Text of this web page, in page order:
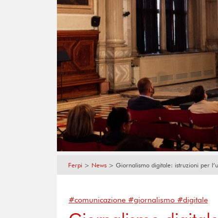
Ferpi > News > Giornalismo digitale: istruzioni per
#comunicazione #giornalismo #digitale